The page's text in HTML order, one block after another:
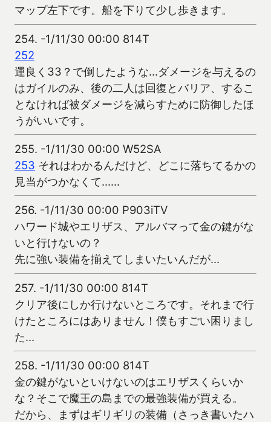
マップ左下です。船を下りて少し歩きます。
254. -1/11/30 00:00 814T
252
運良く33？で倒したような…ダメージを与えるの
はガイルのみ、後の二人は回復とバリア、するこ
となければ被ダメージを減らすために防御したほ
うがいいです。
255. -1/11/30 00:00 W52SA
253 それはわかるんだけど、どこに落ちてるかの
見当がつかなくて……
256. -1/11/30 00:00 P903iTV
ハワード城やエリザス、アルバマって金の鍵がな
いと行けないの？
先に強い装備を揃えてしまいたいんだが…
257. -1/11/30 00:00 814T
クリア後にしか行けないところです。それまで行
けたところにはありません！僕もすごい困りまし
た…
258. -1/11/30 00:00 814T
金の鍵がないといけないのはエリザスくらいか
な？そこで魔王の島までの最強装備が買える。
だから、まずはギリギリの装備（さっき書いたハ